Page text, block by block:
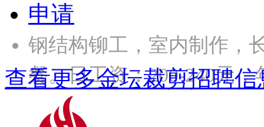
申请
钢结构铆工，室内制作，
餐。日工资：200-240元
查看更多金坛裁剪招聘信